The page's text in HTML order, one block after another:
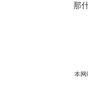
那
本网